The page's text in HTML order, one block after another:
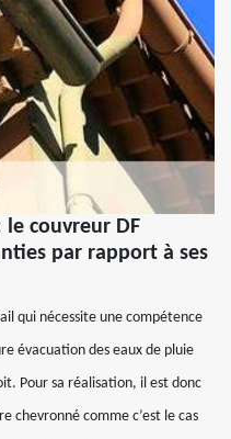
couvreur DF
par rapport à ses
qui nécessite une compétence
évacuation des eaux de pluie
Pour sa réalisation, il est donc
chevronné comme c’est le cas